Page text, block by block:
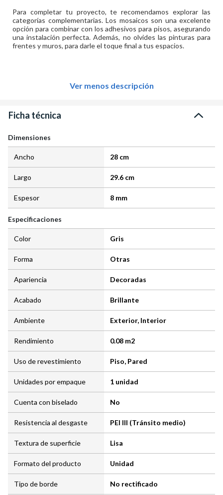
Para completar tu proyecto, te recomendamos explorar las
categorías complementarias. Los mosaicos son una excelente
opción para combinar con los adhesivos para pisos, asegurando
una instalación perfecta. Además, no olvides las pinturas para
frentes y muros, para darle el toque final a tus espacios.
Ver menos descripción
Ficha técnica
Dimensiones
Ancho 28 cm
Largo 29.6 cm
Espesor 8 mm
Especificaciones
Color Gris
Forma Otras
Apariencia Decoradas
Acabado Brillante
Ambiente Exterior, Interior
Rendimiento 0.08 m2
Uso de revestimiento Piso, Pared
Unidades por empaque 1 unidad
Cuenta con biselado No
Resistencia al desgaste PEI III (Tránsito medio)
Textura de superficie Lisa
Formato del producto Unidad
Tipo de borde No rectificado